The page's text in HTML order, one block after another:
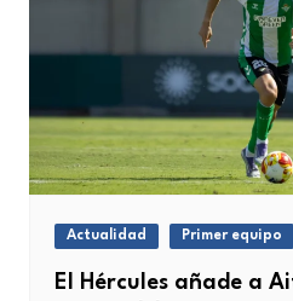
Actualidad Primer equipo
El Hércules añade a